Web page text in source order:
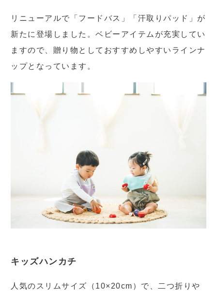
リニューアルで「フードバス」「汗取りパッド」が
新たに登場しました。ベビーアイテムが充実してい
ますので、贈り物としておすすめしやすいラインナ
ップとなっています。
キッズハンカチ
人気のスリムサイズ（10×20cm）で、二つ折りや